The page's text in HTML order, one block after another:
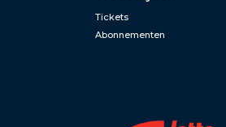
Tickets
Abonnementen